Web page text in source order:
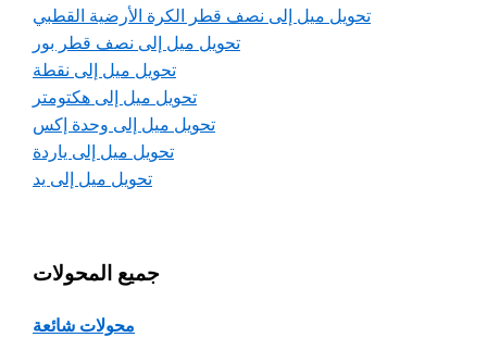
تحويل ميل إلى نصف قطر الكرة الأرضية القطبي
تحويل ميل إلى نصف قطر بور
تحويل ميل إلى نقطة
تحويل ميل إلى هكتومتر
تحويل ميل إلى وحدة إكس
تحويل ميل إلى ياردة
تحويل ميل إلى يد
جميع المحولات
محولات شائعة